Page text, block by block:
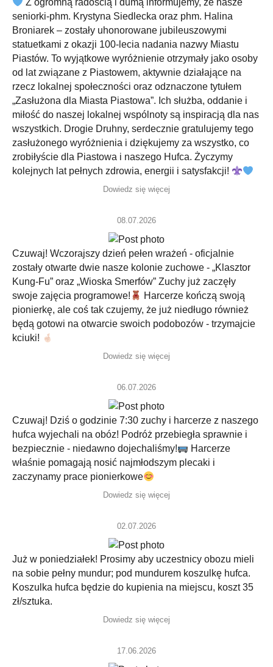
Z ogromną radością i dumą informujemy, że nasze
seniorki-phm. Krystyna Siedlecka oraz phm. Halina
Broniarek – zostały uhonorowane jubileuszowymi
statuetkami z okazji 100-lecia nadania nazwy Miastu
Piastów. To wyjątkowe wyróżnienie otrzymały jako osoby
od lat związane z Piastowem, aktywnie działające na
rzecz lokalnej społeczności oraz odznaczone tytułem
„Zasłużona dla Miasta Piastowa”. Ich służba, oddanie i
miłość do naszej lokalnej wspólnoty są inspiracją dla nas
wszystkich. Drogie Druhny, serdecznie gratulujemy tego
zasłużonego wyróżnienia i dziękujemy za wszystko, co
zrobiłyście dla Piastowa i naszego Hufca. Życzymy
kolejnych lat pełnych zdrowia, energii i satysfakcji!
Dowiedz się więcej
08.07.2026
Czuwaj! Wczorajszy dzień pełen wrażeń - oficjalnie
zostały otwarte dwie nasze kolonie zuchowe - „Klasztor
Kung-Fu” oraz „Wioska Smerfów” Zuchy już zaczęły
swoje zajęcia programowe!
Harcerze kończą swoją
pionierkę, ale coś tak czujemy, że już niedługo również
będą gotowi na otwarcie swoich podobozów - trzymajcie
kciuki!
Dowiedz się więcej
06.07.2026
Czuwaj! Dziś o godzinie 7:30 zuchy i harcerze z naszego
hufca wyjechali na obóz! Podróż przebiegła sprawnie i
bezpiecznie - niedawno dojechaliśmy!
Harcerze
właśnie pomagają nosić najmłodszym plecaki i
zaczynamy prace pionierkowe
Dowiedz się więcej
02.07.2026
Już w poniedziałek! Prosimy aby uczestnicy obozu mieli
na sobie pełny mundur; pod mundurem koszulkę hufca.
Koszulka hufca będzie do kupienia na miejscu, koszt 35
zł/sztuka.
Dowiedz się więcej
17.06.2026